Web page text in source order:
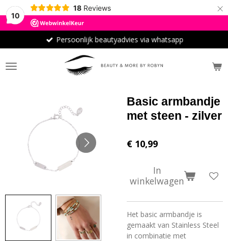
10
18 Reviews ×
Persoonlijk beautyadvies via whatsapp
Basic armbandje
met steen - zilver
€ 10,99
In
winkelwagen
Het basic armbandje is
gemaakt van Stainless Steel
in combinatie met